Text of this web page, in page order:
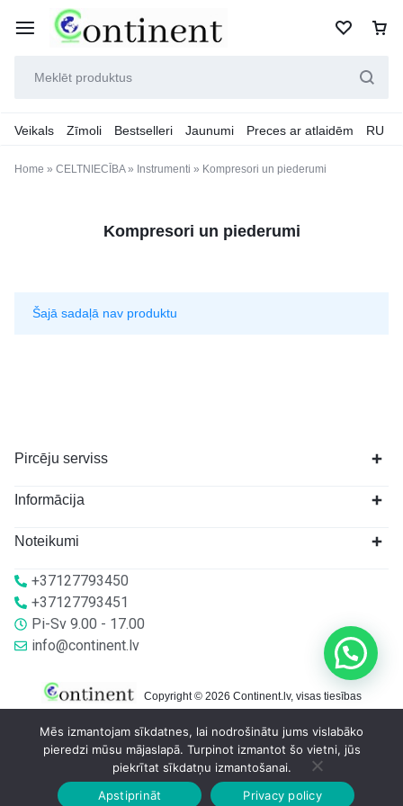
Veikals Zīmoli Bestselleri Jaunumi Preces ar atlaidēm RU
Home » CELTNIECĪBA» Instrumenti » Kompresori un piederumi
Kompresori un piederumi
Šajā sadaļā nav produktu
Pircēju serviss
Informācija
Noteikumi
+37127793450
+37127793451
Pi-Sv 9.00 - 17.00
info@continent.lv
Copyright © 2026 Continent.lv, visas tiesības
Sākumlapa Veikalā Grozs
Mēs izmantojam sīkdatnes, lai nodrošinātu jums vislabāko
pieredzi mūsu mājaslapā. Turpinot izmantot šo vietni, jūs
piekrītat sīkdatņu izmantošanai.
Apstiprināt
Privacy policy